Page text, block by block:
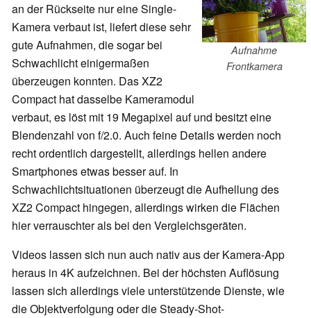
Aufnahme
Frontkamera
an der Rückseite nur eine Single-
Kamera verbaut ist, liefert diese sehr
gute Aufnahmen, die sogar bei
Schwachlicht einigermaßen
überzeugen konnten. Das XZ2
Compact hat dasselbe Kameramodul
verbaut, es löst mit 19 Megapixel auf und besitzt eine
Blendenzahl von f/2.0. Auch feine Details werden noch
recht ordentlich dargestellt, allerdings hellen andere
Smartphones etwas besser auf. In
Schwachlichtsituationen überzeugt die Aufhellung des
XZ2 Compact hingegen, allerdings wirken die Flächen
hier verrauschter als bei den Vergleichsgeräten.
Videos lassen sich nun auch nativ aus der Kamera-App
heraus in 4K aufzeichnen. Bei der höchsten Auflösung
lassen sich allerdings viele unterstützende Dienste, wie
die Objektverfolgung oder die Steady-Shot-